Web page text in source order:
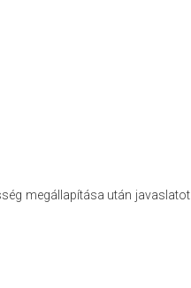
megállapítása után javaslatot